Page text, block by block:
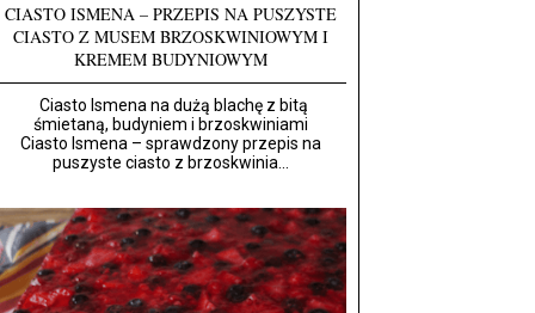
CIASTO ISMENA – PRZEPIS NA PUSZYSTE
CIASTO Z MUSEM BRZOSKWINIOWYM I
KREMEM BUDYNIOWYM
Ciasto Ismena na dużą blachę z bitą
śmietaną, budyniem i brzoskwiniami
Ciasto Ismena – sprawdzony przepis na
puszyste ciasto z brzoskwinia...